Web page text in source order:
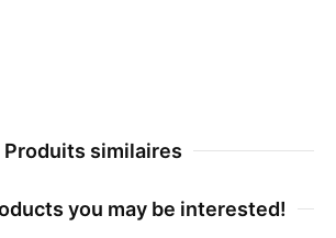
Produits similaires
you may be interested!